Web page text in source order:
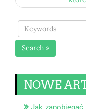
Search »
NOWE